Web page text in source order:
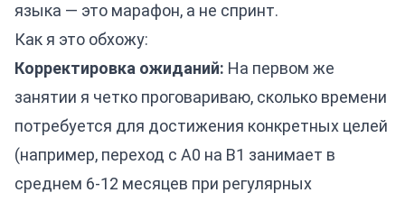
языка — это марафон, а не спринт.
Как я это обхожу:
Корректировка ожиданий: На первом же
занятии я четко проговариваю, сколько времени
потребуется для достижения конкретных целей
(например, переход с A0 на B1 занимает в
среднем 6-12 месяцев при регулярных